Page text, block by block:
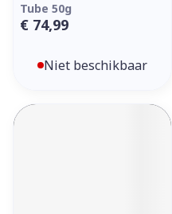
Tube 50g
€ 74,99
Niet beschikbaar